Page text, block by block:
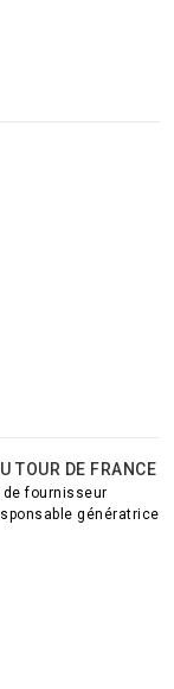
TOUR DE FRANCE
fournisseur
génératrice